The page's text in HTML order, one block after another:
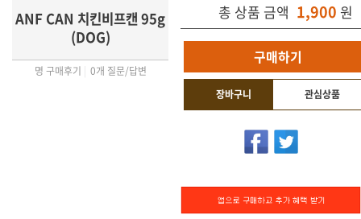
ANF CAN 치킨비프캔 95g
(DOG)
명 구매후기 0개 질문/답변
총 상품 금액 1,900 원
구매하기
장바구니 관심상품